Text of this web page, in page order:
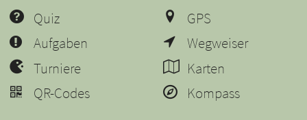
Quiz
Aufgaben
Turniere
QR-Codes
GPS
Wegweiser
Karten
Kompass